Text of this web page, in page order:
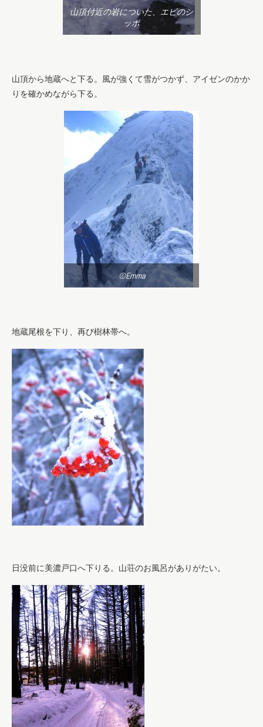
山頂付近の岩についた、エビのシ
ッポ
山頂から地蔵へと下る。風が強くて雪がつかず、アイゼンのかか
りを確かめながら下る。
©Emma
地蔵尾根を下り、再び樹林帯へ。
日没前に美濃戸口へ下りる。山荘のお風呂がありがたい。